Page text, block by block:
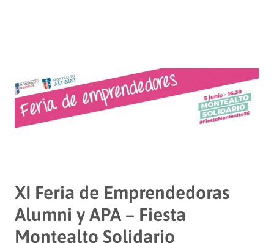
XI Feria de Emprendedoras
Alumni y APA – Fiesta
Montealto Solidario